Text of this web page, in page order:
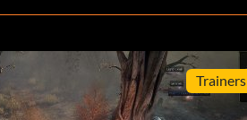
Trainers